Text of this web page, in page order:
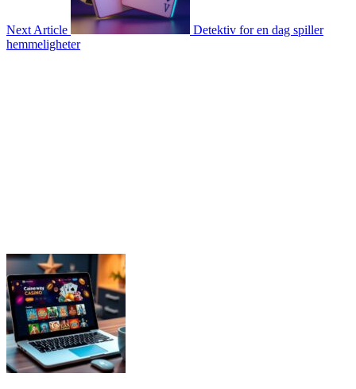
Next Article
Detektiv for en dag spiller
hemmeligheter